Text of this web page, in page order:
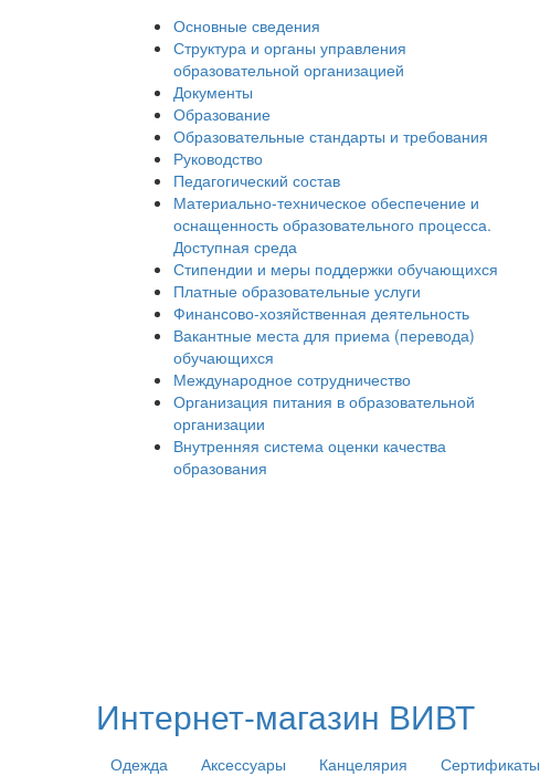
Основные сведения
Структура и органы управления
образовательной организацией
Документы
Образование
Образовательные стандарты и требования
Руководство
Педагогический состав
Материально-техническое обеспечение и
оснащенность образовательного процесса.
Доступная среда
Стипендии и меры поддержки обучающихся
Платные образовательные услуги
Финансово-хозяйственная деятельность
Вакантные места для приема (перевода)
обучающихся
Международное сотрудничество
Организация питания в образовательной
организации
Внутренняя система оценки качества
образования
Интернет-магазин ВИВТ
Одежда Аксессуары Канцелярия Сертификаты